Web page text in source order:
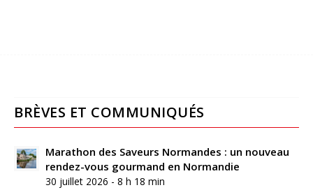
BRÈVES ET COMMUNIQUÉS
Marathon des Saveurs Normandes : un nouveau
rendez-vous gourmand en Normandie
30 juillet 2026 - 8 h 18 min